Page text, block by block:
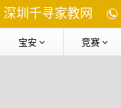
深圳千寻家教网
宝安 竞赛